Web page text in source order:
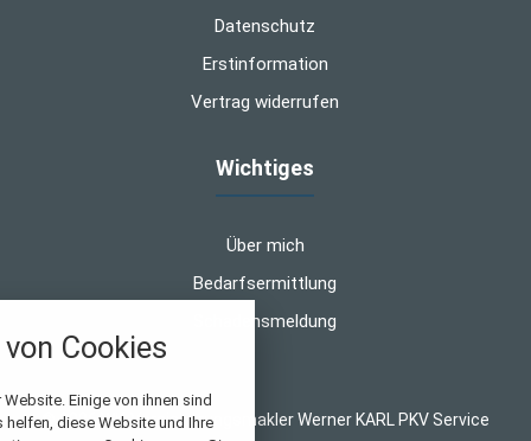
Datenschutz
Erstinformation
Vertrag widerrufen
Wichtiges
Über mich
Bedarfsermittlung
Schadensmeldung
© 2026 WK-Versicherungsmakler Werner KARL PKV Service
Cookies
Einige von ihnen sind
diese Website und Ihre